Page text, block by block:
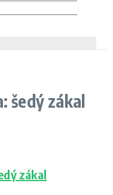
šedý zákal
zákal